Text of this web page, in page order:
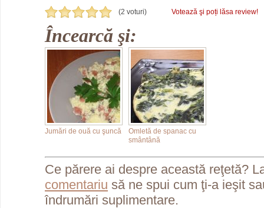
(2 voturi) Votează şi poți lăsa review!
Încearcă şi:
Jumări de ouă cu şuncă
Omletă de spanac cu
smântână
Ce părere ai despre această reţetă?
comentariu să ne spui cum ţi-a ieşit
îndrumări suplimentare.